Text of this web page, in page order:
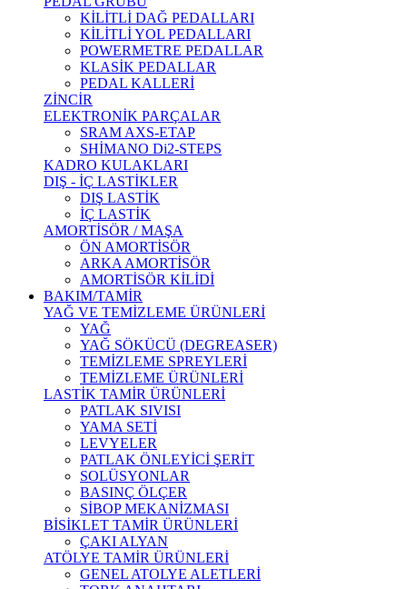
KİLİTLİ DAĞ PEDALLARI
KİLİTLİ YOL PEDALLARI
POWERMETRE PEDALLAR
KLASİK PEDALLAR
PEDAL KALLERİ
ZİNCİR
ELEKTRONİK PARÇALAR
SRAM AXS-ETAP
SHİMANO Di2-STEPS
KADRO KULAKLARI
DIŞ - İÇ LASTİKLER
DIŞ LASTİK
İÇ LASTİK
AMORTİSÖR / MAŞA
ÖN AMORTİSÖR
ARKA AMORTİSÖR
AMORTİSÖR KİLİDİ
BAKIM/TAMİR
YAĞ VE TEMİZLEME ÜRÜNLERİ
YAĞ
YAĞ SÖKÜCÜ (DEGREASER)
TEMİZLEME SPREYLERİ
TEMİZLEME ÜRÜNLERİ
LASTİK TAMİR ÜRÜNLERİ
PATLAK SIVISI
YAMA SETİ
LEVYELER
PATLAK ÖNLEYİCİ ŞERİT
SOLÜSYONLAR
BASINÇ ÖLÇER
SİBOP MEKANİZMASI
BİSİKLET TAMİR ÜRÜNLERİ
ÇAKI ALYAN
ATÖLYE TAMİR ÜRÜNLERİ
GENEL ATOLYE ALETLERİ